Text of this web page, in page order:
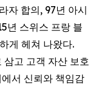
자 합의, 97년 아시
년 스위스 프랑 블
게 헤쳐 나왔다.
삼고 고객 자산 보호
서 신뢰와 책임감